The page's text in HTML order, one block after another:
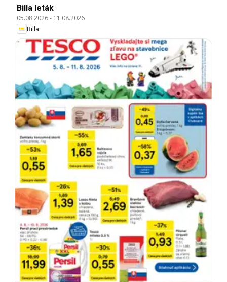
Billa leták
05.08.2026- 11.08.2026
Billa